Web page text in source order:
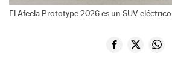
El Afeela Prototype 2026 es un SUV eléctrico.